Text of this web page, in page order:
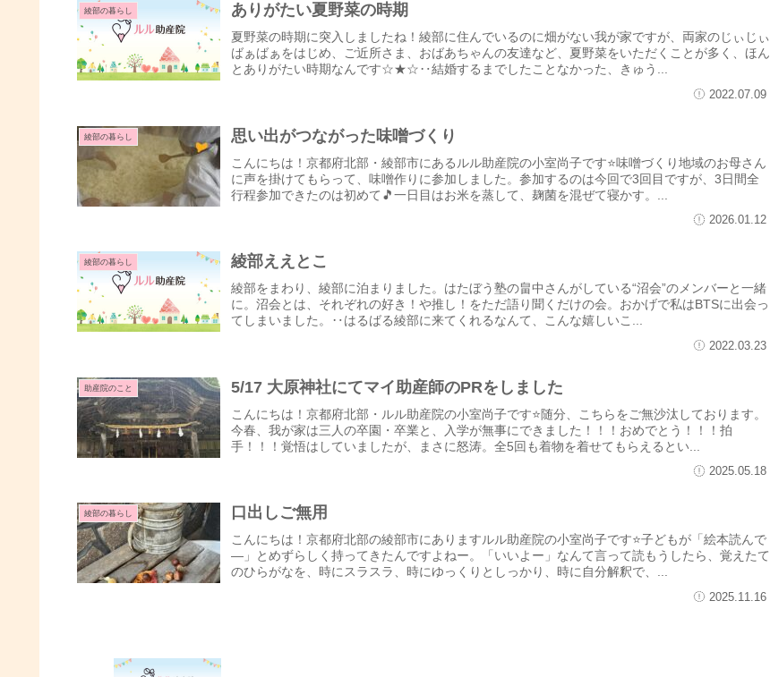
綾部の暮らし ありがたい夏野菜の時期
夏野菜の時期に突入しましたね！綾部に住んでいるのに畑がない我が家ですが、両家のじぃじぃ
ばぁばぁをはじめ、ご近所さま、おばあちゃんの友達など、夏野菜をいただくことが多く、ほん
とありがたい時期なんです☆★☆‥結婚するまでしたことなかった、きゅう...
2022.07.09
綾部の暮らし 思い出がつながった味噌づくり
こんにちは！京都府北部・綾部市にあるルル助産院の小室尚子です⭐味噌づくり地域のお母さん
に声を掛けてもらって、味噌作りに参加しました。参加するのは今回で3回目ですが、3日間全
行程参加できたのは初めて🎵一日目はお米を蒸して、麹菌を混ぜて寝かす。...
2026.01.12
綾部の暮らし 綾部ええとこ
綾部をまわり、綾部に泊まりました。はたぼう塾の畠中さんがしている“沼会”のメンバーと一緒
に。沼会とは、それぞれの好き！や推し！をただ語り聞くだけの会。おかげで私はBTSに出会っ
てしまいました。‥はるばる綾部に来てくれるなんて、こんな嬉しいこ...
2022.03.23
助産院のこと 5/17 大原神社にてマイ助産師のPRをしました
こんにちは！京都府北部・ルル助産院の小室尚子です⭐随分、こちらをご無沙汰しております。
今春、我が家は三人の卒園・卒業と、入学が無事にできました！！！おめでとう！！！拍
手！！！覚悟はしていましたが、まさに怒涛。全5回も着物を着せてもらえるとい...
2025.05.18
綾部の暮らし 口出しご無用
こんにちは！京都府北部の綾部市にありますルル助産院の小室尚子です⭐子どもが「絵本読んで
―」とめずらしく持ってきたんですよねー。「いいよー」なんて言って読もうしたら、覚えたて
のひらがなを、時にスラスラ、時にゆっくりとしっかり、時に自分解釈で、...
2025.11.16